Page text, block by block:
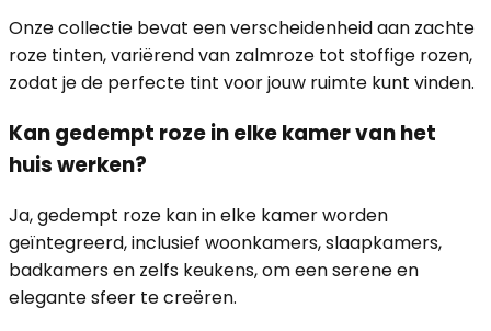
Onze collectie bevat een verscheidenheid aan zachte
roze tinten, variërend van zalmroze tot stoffige rozen,
zodat je de perfecte tint voor jouw ruimte kunt vinden.
Kan gedempt roze in elke kamer van het
huis werken?
Ja, gedempt roze kan in elke kamer worden
geïntegreerd, inclusief woonkamers, slaapkamers,
badkamers en zelfs keukens, om een serene en
elegante sfeer te creëren.